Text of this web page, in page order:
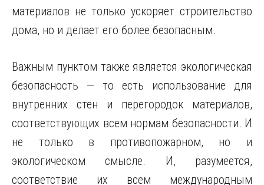
материалов не только ускоряет строительство
дома, но и делает его более безопасным.
Важным пунктом также является экологическая
безопасность — то есть использование для
внутренних стен и перегородок материалов,
соответствующих всем нормам безопасности. И
не только в противопожарном, но и
экологическом смысле. И, разумеется,
соответствие их всем международным